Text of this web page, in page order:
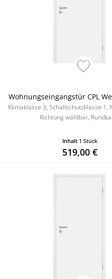
Wohnungseingangstür CPL
Klimaklasse 3, Schallschutzklasse 1,
Richtung wählbar,
Inhalt 1 Stück
519,00 €